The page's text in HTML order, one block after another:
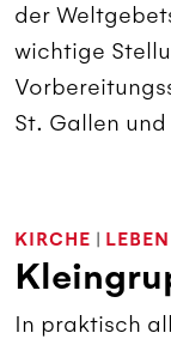
der
wichtige
St. Gallen
KIRCHE |
In praktisch